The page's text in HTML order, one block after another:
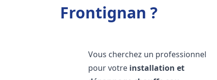
Frontignan ?
Vous cherchez un professionnel
pour votre installation et